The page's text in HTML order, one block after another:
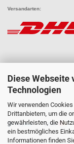
Diese Webseite
Technologien
Wir verwenden
Drittanbietern, um die
gewährleisten, die
ein bestmögliches
Informationen finden
Versandarten:
Zahlungsarten: